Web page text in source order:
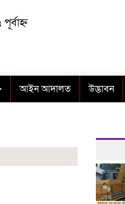
আইন আদালত উদ্ভাবন